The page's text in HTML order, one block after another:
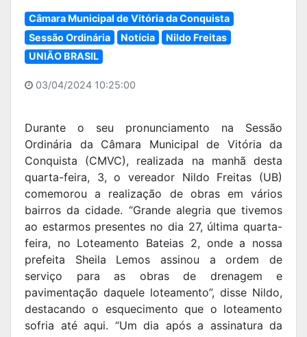
Câmara Municipal de Vitória da Conquista
Sessão Ordinária
Notícia
Nildo Freitas
UNIÃO BRASIL
03/04/2024 10:25:00
Durante o seu pronunciamento na Sessão
Ordinária da Câmara Municipal de Vitória da
Conquista (CMVC), realizada na manhã desta
quarta-feira, 3, o vereador Nildo Freitas (UB)
comemorou a realização de obras em vários
bairros da cidade. “Grande alegria que tivemos
ao estarmos presentes no dia 27, última quarta-
feira, no Loteamento Bateias 2, onde a nossa
prefeita Sheila Lemos assinou a ordem de
serviço para as obras de drenagem e
pavimentação daquele loteamento”, disse Nildo,
destacando o esquecimento que o loteamento
sofria até aqui. “Um dia após a assinatura da